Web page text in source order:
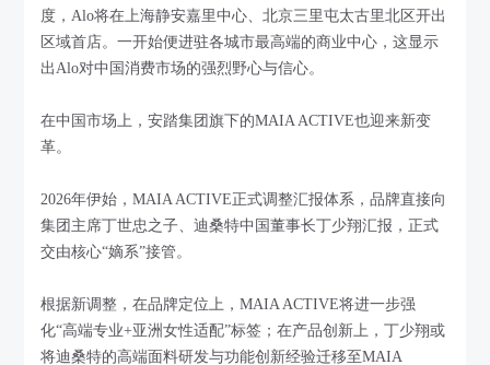
度，Alo将在上海静安嘉里中心、北京三里屯太古里北区开出
区域首店。一开始便进驻各城市最高端的商业中心，这显示
出Alo对中国消费市场的强烈野心与信心。
在中国市场上，安踏集团旗下的MAIA ACTIVE也迎来新变
革。
2026年伊始，MAIA ACTIVE正式调整汇报体系，品牌直接向
集团主席丁世忠之子、迪桑特中国董事长丁少翔汇报，正式
交由核心“嫡系”接管。
根据新调整，在品牌定位上，MAIA ACTIVE将进一步强
化“高端专业+亚洲女性适配”标签；在产品创新上，丁少翔或
将迪桑特的高端面料研发与功能创新经验迁移至MAIA